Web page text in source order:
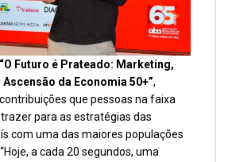
“O Futuro é Prateado: Marketing,
da Economia 50+”,
que pessoas na faixa
para as estratégias das
com uma das maiores populações
a cada 20 segundos, uma